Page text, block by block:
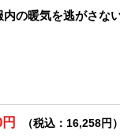
の暖気を逃がさな
（税込：16,258円）